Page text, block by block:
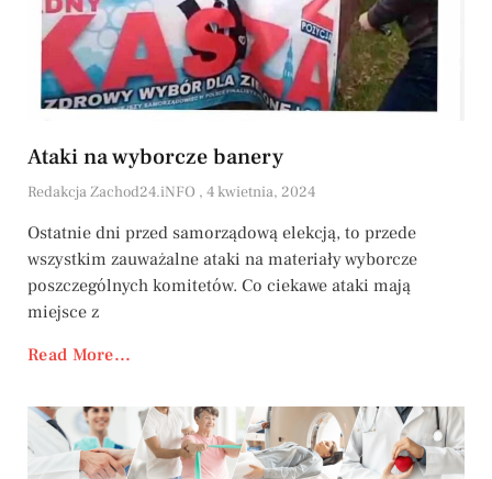
Ataki na wyborcze banery
Redakcja Zachod24.iNFO 4 kwietnia, 2024
Ostatnie dni przed samorządową elekcją, to przede
wszystkim zauważalne ataki na materiały wyborcze
poszczególnych komitetów. Co ciekawe ataki mają
miejsce z
Read More...